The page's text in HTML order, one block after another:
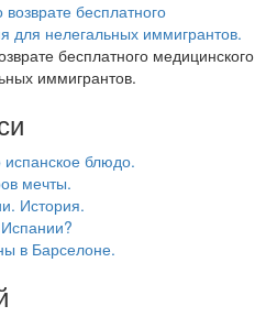
бесплатного медицинского
иммигрантов.
блюдо.
мечты.
История.
в Барселоне.